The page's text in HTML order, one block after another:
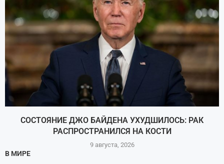
СОСТОЯНИЕ ДЖО БАЙДЕНА УХУДШИЛОСЬ: РАК
РАСПРОСТРАНИЛСЯ НА КОСТИ
9 августа, 2026
В МИРЕ